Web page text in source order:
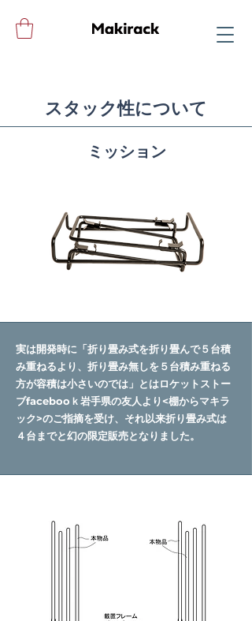
​スタック性について
ミッション
実は開発時に「折り畳み式を折り畳んで５台積
み重ねるより、折り畳み無しを５台積み重ねる
方が容積は小さいのでは」とはロケットストー
ブfacebooｋ岩手県の友人より<棚からマキラ
ック>のご指摘を受け、 それ以来折り畳み式は
４台までと幻の限定販売となりました。